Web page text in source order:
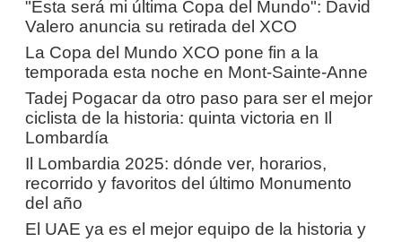
"Esta será mi última Copa del Mundo": David
Valero anuncia su retirada del XCO
La Copa del Mundo XCO pone fin a la
temporada esta noche en Mont-Sainte-Anne
Tadej Pogacar da otro paso para ser el mejor
ciclista de la historia: quinta victoria en Il
Lombardía
Il Lombardia 2025: dónde ver, horarios,
recorrido y favoritos del último Monumento
del año
El UAE ya es el mejor equipo de la historia y